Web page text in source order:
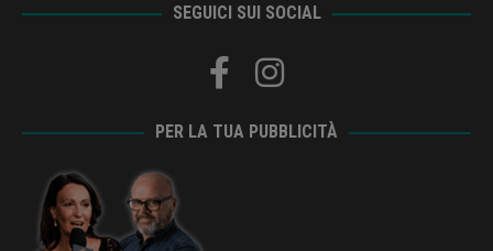
SEGUICI SUI SOCIAL
PER LA TUA PUBBLICITÀ